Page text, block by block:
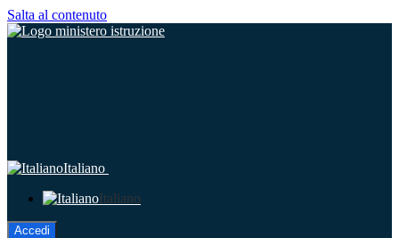
Salta al contenuto
Italiano
Italiano
Accedi